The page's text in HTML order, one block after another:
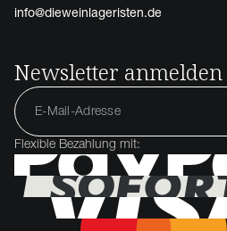
info@dieweinlageristen.de
Newsletter
Flexible Bezahlung mit: